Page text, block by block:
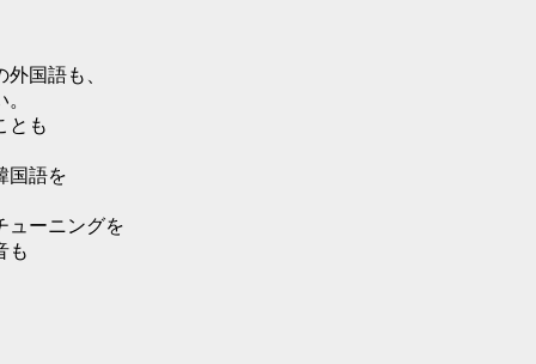
国語も、
とも
国語を
ューニングを
も